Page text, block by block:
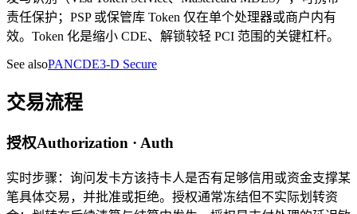
责任保护；PSP 或保管库 Token 仅在单个处理器或商户内有
效。Token 化是缩小 CDE、解锁较轻 PCI 范围的关键杠杆。
See alsoPANCDE3-D Secure
交易流程
授权Authorization · Auth
实时步骤：询问发卡方该持卡人是否有足够信用或资金支撑某
笔具体交易，并批准或拒绝。授权通常冻结但不实际划转资